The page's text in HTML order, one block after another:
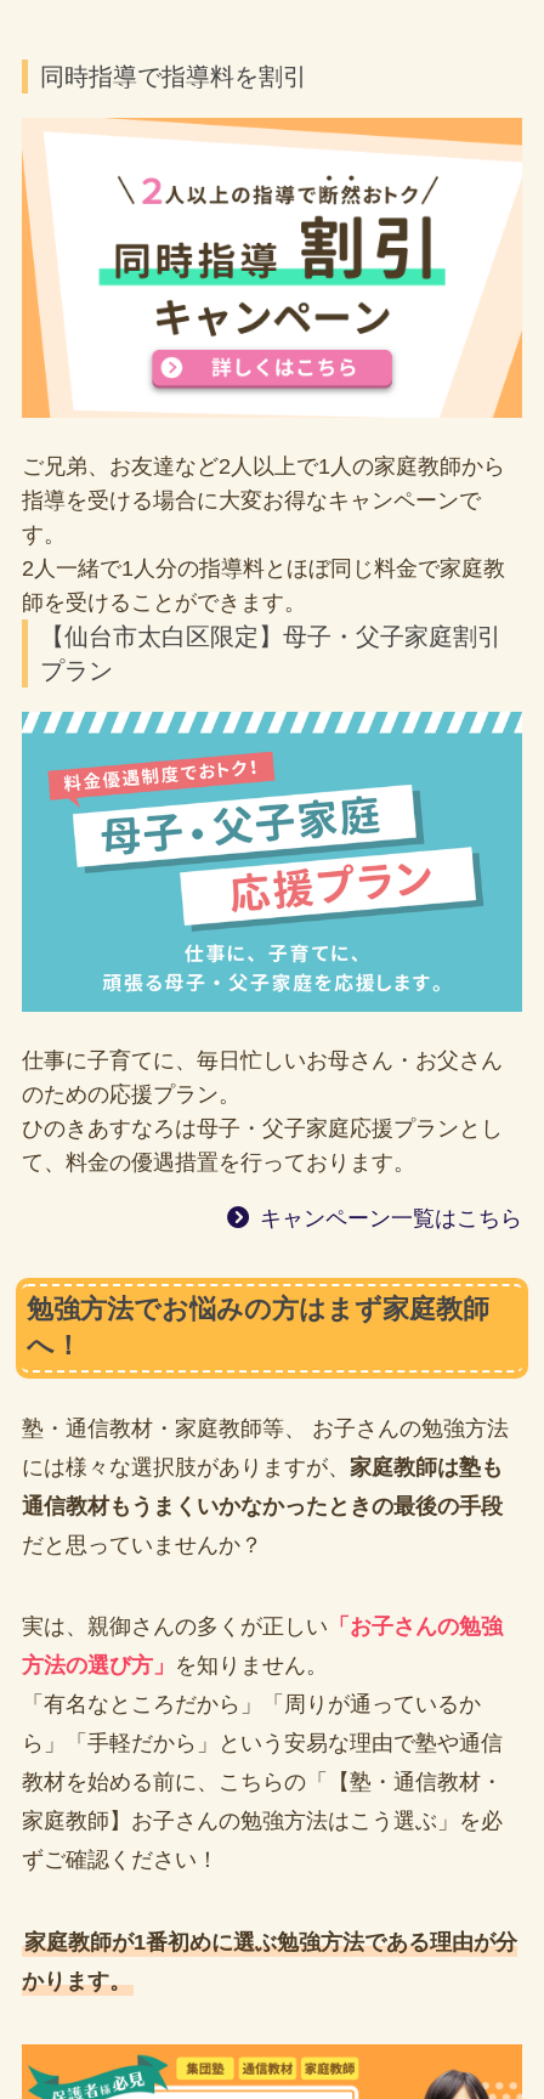
同時指導で指導料を割引
ご兄弟、お友達など2人以上で1人の家庭教師から
指導を受ける場合に大変お得なキャンペーンで
す。
2人一緒で1人分の指導料とほぼ同じ料金で家庭教
師を受けることができます。
【仙台市太白区限定】母子・父子家庭割引
プラン
仕事に子育てに、毎日忙しいお母さん・お父さん
のための応援プラン。
ひのきあすなろは母子・父子家庭応援プランとし
て、料金の優遇措置を行っております。
キャンペーン一覧はこちら
勉強方法でお悩みの方はまず家庭教師
へ！
塾・通信教材・家庭教師等、 お子さんの勉強方法
には様々な選択肢がありますが、 家庭教師は塾も
通信教材もうまくいかなかったときの最後の手段
だと思っていませんか？
実は、親御さんの多くが正しい 「お子さんの勉強
方法の選び方」 を知りません。
「有名なところだから」「周りが通っているか
ら」「手軽だから」という安易な理由で塾や通信
教材を始める前に、こちらの「【塾・通信教材・
家庭教師】お子さんの勉強方法はこう選ぶ」を必
ずご確認ください！
家庭教師が1番初めに選ぶ勉強方法である理由が分
かります。